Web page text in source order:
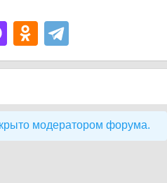
модератором форума.